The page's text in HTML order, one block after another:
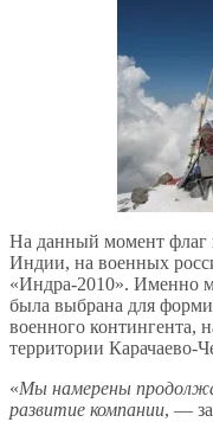
На данный момент флаг
Индии, на военных
«Индра-2010». Именно
была выбрана для
военного контингента,
территории Карачаево-
«Мы намерены
развитие компании, —